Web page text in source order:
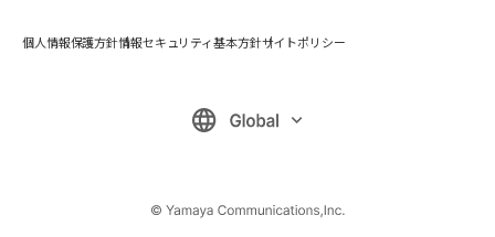
購入について
個人情報保護方針情報セキュリティ基本方針サイトポリシー